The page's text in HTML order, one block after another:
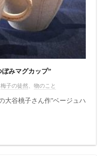
みマグカップ”
梅子の徒然、 物のこと
大谷桃子さん作”ベージュハ